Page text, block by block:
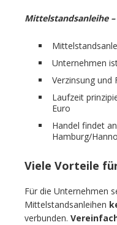
Mittelstandsanleihe
Unternehmen
Verzinsung und
Laufzeit
Euro
Handel findet
Hamburg/
Viele Vorteile
Für die Unternehmen
Mittelstandsanleihen
verbunden.